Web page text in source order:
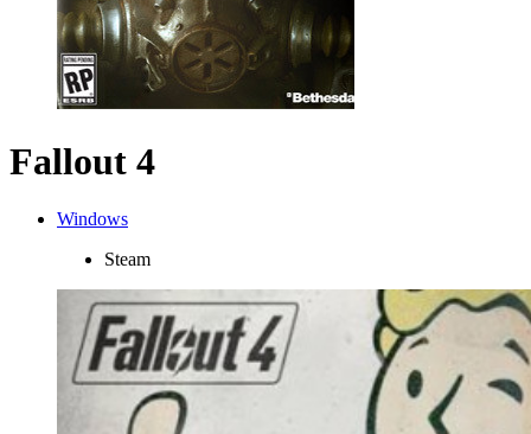
Fallout 4
Windows
Steam